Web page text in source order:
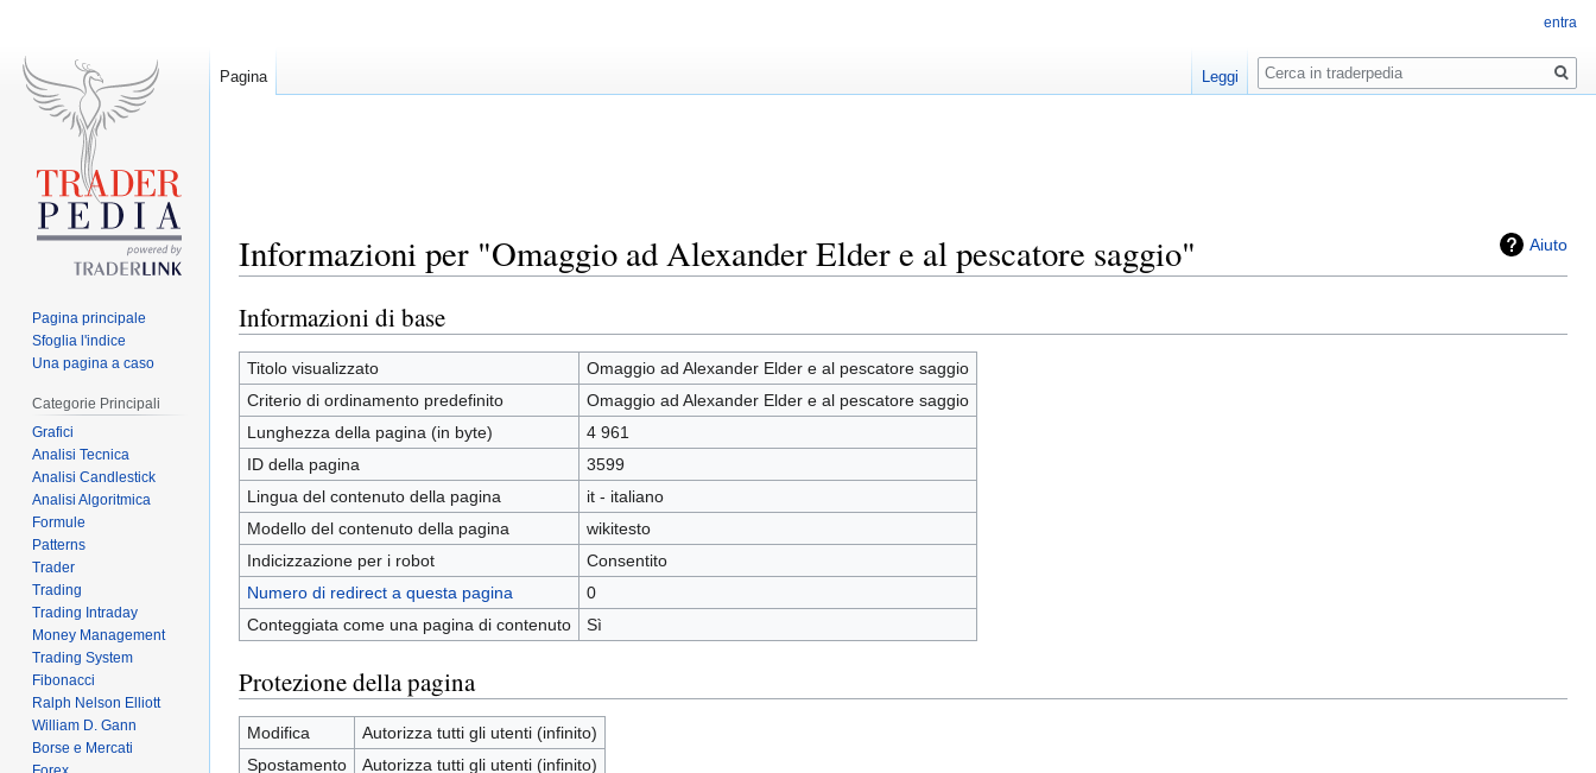
Aiuto
Informazioni per "Omaggio ad Alexander Elder e al pescatore saggio"
Jump
to
navigation
Jump
to
search
Informazioni di base
Titolo visualizzato
Omaggio ad Alexander Elder e al pescatore saggio
Criterio di ordinamento predefinito
Omaggio ad Alexander Elder e al pescatore saggio
Lunghezza della pagina (in byte)
4 961
ID della pagina
3599
Lingua del contenuto della pagina
it - italiano
Modello del contenuto della pagina
wikitesto
Indicizzazione per i robot
Consentito
Numero di redirect a questa pagina
0
Conteggiata come una pagina di contenuto
Sì
Protezione della pagina
Modifica
Autorizza tutti gli utenti (infinito)
Spostamento
Autorizza tutti gli utenti (infinito)
entra
Pagina Leggi
Ricerca
Pagina principale
Sfoglia l'indice
Una pagina a caso
Categorie Principali
Grafici
Analisi Tecnica
Analisi Candlestick
Analisi Algoritmica
Formule
Patterns
Trader
Trading
Trading Intraday
Money Management
Trading System
Fibonacci
Ralph Nelson Elliott
William D. Gann
Borse e Mercati